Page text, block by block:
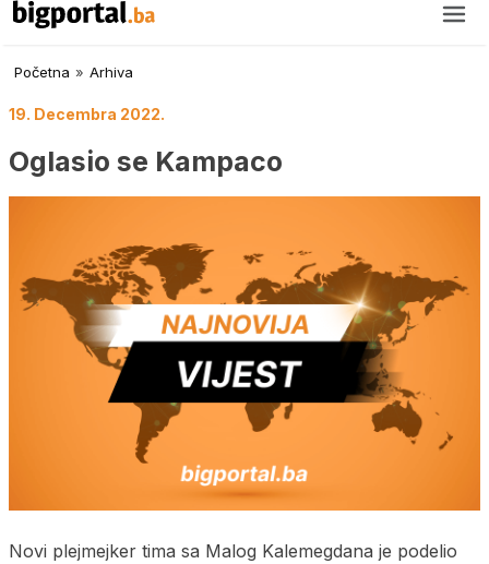
Početna » Arhiva
19. Decembra 2022.
Oglasio se Kampaco
Novi plejmejker tima sa Malog Kalemegdana je podelio